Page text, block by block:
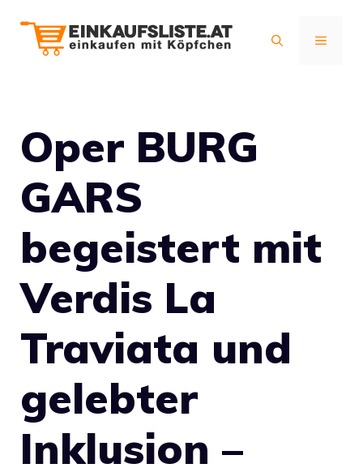
Inhalt
MENÜ
Oper BURG
GARS
begeistert mit
Verdis La
Traviata und
gelebter
Inklusion –